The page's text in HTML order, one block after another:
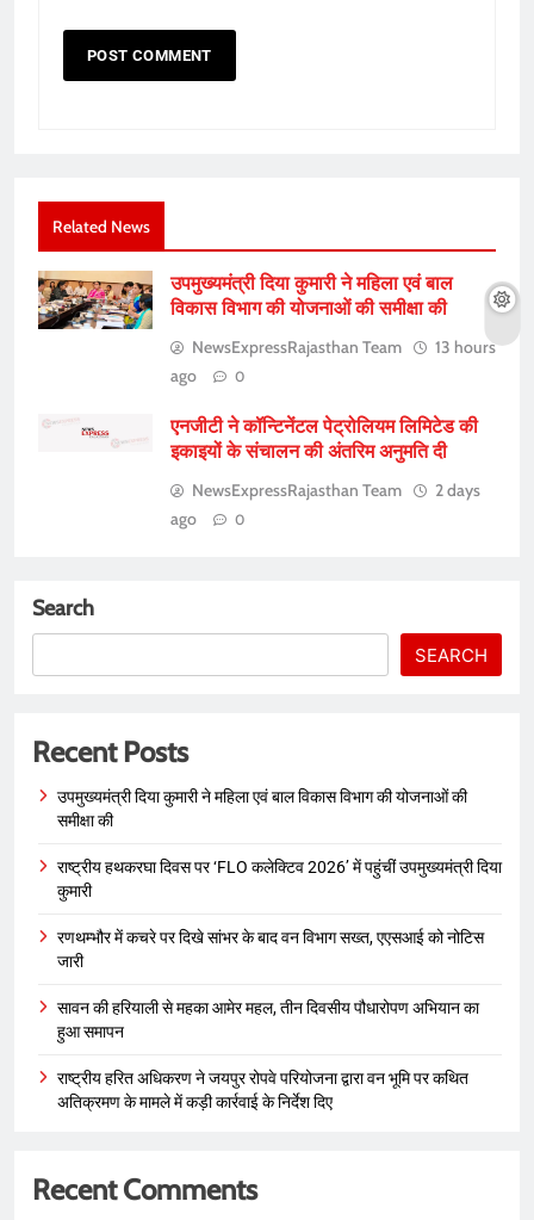
Related News
उपमुख्यमंत्री दिया कुमारी ने महिला एवं बाल
विकास विभाग की योजनाओं की समीक्षा की
NewsExpressRajasthan Team
13 hours
ago
0
एनजीटी ने कॉन्टिनेंटल पेट्रोलियम लिमिटेड की
इकाइयों के संचालन की अंतरिम अनुमति दी
NewsExpressRajasthan Team
2 days
ago
0
Search
SEARCH
Recent Posts
उपमुख्यमंत्री दिया कुमारी ने महिला एवं बाल विकास विभाग की योजनाओं की
समीक्षा की
राष्ट्रीय हथकरघा दिवस पर ‘FLO कलेक्टिव 2026’ में पहुंचीं उपमुख्यमंत्री दिया
कुमारी
रणथम्भौर में कचरे पर दिखे सांभर के बाद वन विभाग सख्त, एएसआई को नोटिस
जारी
सावन की हरियाली से महका आमेर महल, तीन दिवसीय पौधारोपण अभियान का
हुआ समापन
राष्ट्रीय हरित अधिकरण ने जयपुर रोपवे परियोजना द्वारा वन भूमि पर कथित
अतिक्रमण के मामले में कड़ी कार्रवाई के निर्देश दिए
Recent Comments